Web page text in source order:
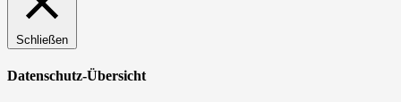
Schließen
Datenschutz-Übersicht